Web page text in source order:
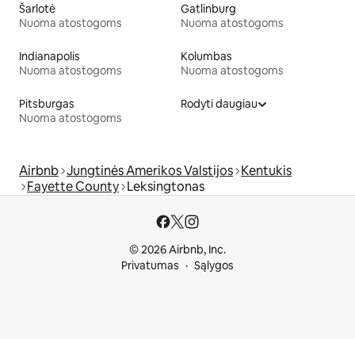
Šarlotė
Nuoma atostogoms
Gatlinburg
Nuoma atostogoms
Indianapolis
Nuoma atostogoms
Kolumbas
Nuoma atostogoms
Pitsburgas
Nuoma atostogoms
Rodyti daugiau
Airbnb Jungtinės Amerikos Valstijos Kentukis
Fayette County Leksingtonas
© 2026 Airbnb, Inc.
Privatumas
Sąlygos